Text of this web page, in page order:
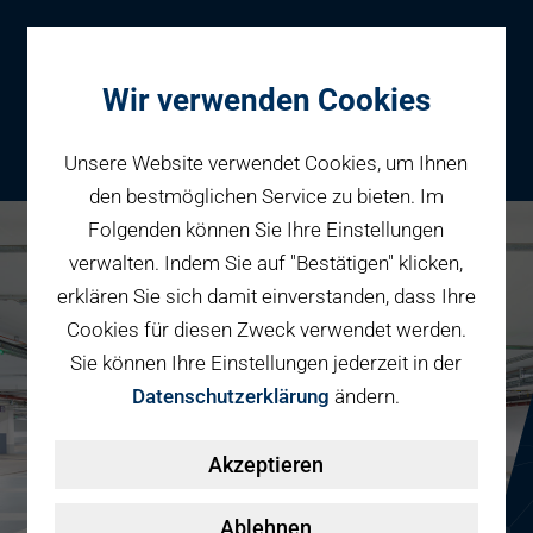
Parken
Reservieren
Fahrradparken
Geschäftspartner
Parkraumbewirtschaftung
Smart Mobility Hubs
Services
Karriere bei PBW
Wir verwenden Cookies
Unsere Website verwendet Cookies, um Ihnen
den bestmöglichen Service zu bieten. Im
Folgenden können Sie Ihre Einstellungen
verwalten. Indem Sie auf "Bestätigen" klicken,
erklären Sie sich damit einverstanden, dass Ihre
Cookies für diesen Zweck verwendet werden.
Sie können Ihre Einstellungen jederzeit in der
Datenschutzerklärung ändern.
Akzeptieren
Ablehnen